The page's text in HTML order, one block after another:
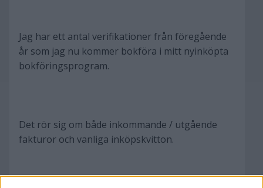
Jag har ett antal verifikationer från föregående
år som jag nu kommer bokföra i mitt nyinköpta
bokföringsprogram.
Det rör sig om både inkommande / utgående
fakturor och vanliga inköpskvitton.